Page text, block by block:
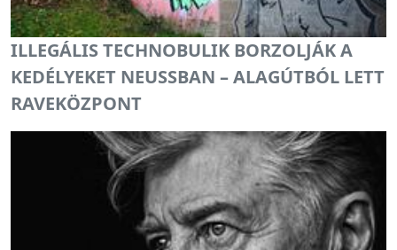
ILLEGÁLIS TECHNOBULIK BORZOLJÁK A
KEDÉLYEKET NEUSSBAN – ALAGÚTBÓL LETT
RAVEKÖZPONT